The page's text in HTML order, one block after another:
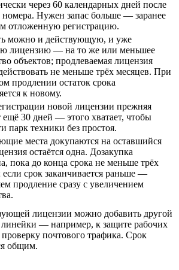
через 60 календарных дней после
номера. Нужен запас больше — заранее
отложенную регистрацию.
можно и действующую, и уже
лицензию — на то же или меньшее
объектов; продлеваемая лицензия
не меньше трёх месяцев. При
продлении остаток срока
к новому.
новой лицензии прежняя
ещё 30 дней — этого хватает, чтобы
парк техники без простоя.
места докупаются на оставшийся
остаётся одна. Дозакупка
пока до конца срока не меньше трёх
если срок заканчивается раньше —
продление сразу с увеличением
лицензии можно добавить другой
линейки — например, к защите рабочих
почтового трафика. Срок
общим.